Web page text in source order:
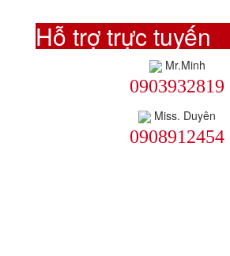
Hỗ trợ trực tuyến
Mr.Minh
0903932819
Miss. Duyên
0908912454